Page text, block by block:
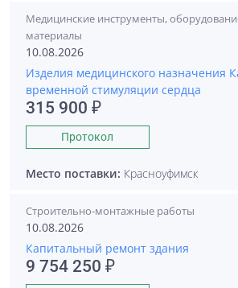
Медицинские инструменты,
материалы
10.08.2026
Изделия медицинского назначения
временной стимуляции сердца
315 900 ₽
Протокол
Место поставки: Красноуфимск
Строительно-монтажные работы
10.08.2026
Капитальный ремонт здания
9 754 250 ₽